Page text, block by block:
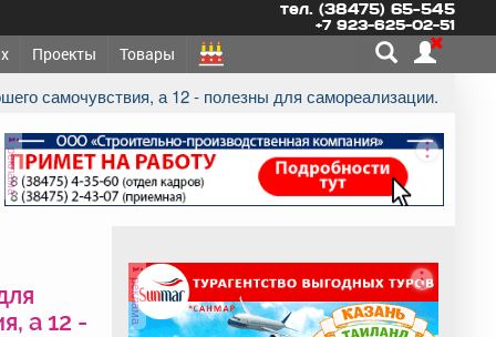
тел. (38475) 65-545
+7 923-625-02-51
Проекты Товары
самочувствия, а 12 - полезны для самореализации.
реклама
а 12 -
реклама